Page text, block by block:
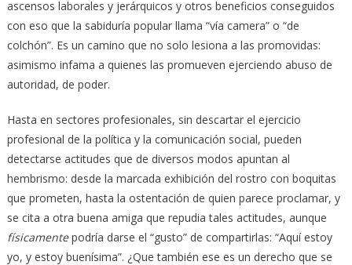
ascensos laborales y jerárquicos y otros beneficios conseguidos
con eso que la sabiduría popular llama “vía camera” o “de
colchón”. Es un camino que no solo lesiona a las promovidas:
asimismo infama a quienes las promueven ejerciendo abuso de
autoridad, de poder.
Hasta en sectores profesionales, sin descartar el ejercicio
profesional de la política y la comunicación social, pueden
detectarse actitudes que de diversos modos apuntan al
hembrismo: desde la marcada exhibición del rostro con boquitas
que prometen, hasta la ostentación de quien parece proclamar, y
se cita a otra buena amiga que repudia tales actitudes, aunque
físicamentepodría darse el “gusto” de compartirlas: “Aquí estoy
yo, y estoy buenísima”. ¿Que también ese es un derecho que se